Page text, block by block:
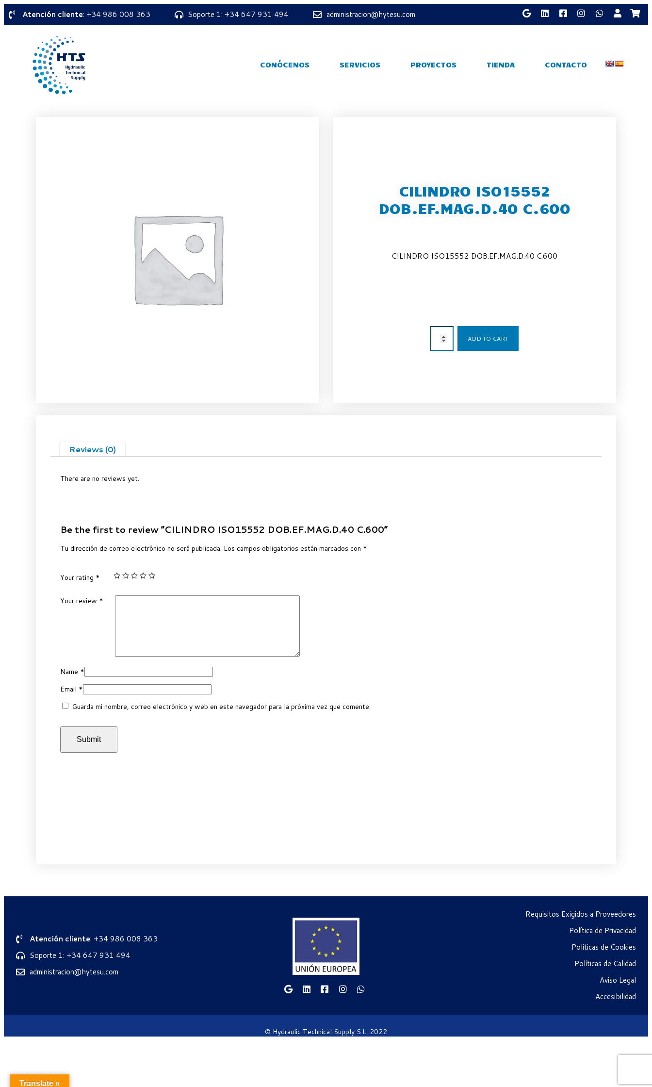
Atención cliente: +34 986 008 363 Soporte 1: +34 647 931 494 administracion@hytesu.com
CONÓCENOS SERVICIOS PROYECTOS TIENDA CONTACTO
CILINDRO ISO15552
DOB.EF.MAG.D.40 C.600
CILINDRO ISO15552 DOB.EF.MAG.D.40 C.600
ADD TO CART
Reviews (0)
There are no reviews yet.
Be the first to review “CILINDRO ISO15552 DOB.EF.MAG.D.40 C.600”
Tu dirección de correo electrónico no será publicada. Los campos obligatorios están marcados con *
Your rating *
Your review *
Name *
Email *
Guarda mi nombre, correo electrónico y web en este navegador para la próxima vez que comente.
Atención cliente: +34 986 008 363
Soporte 1: +34 647 931 494
administracion@hytesu.com
Requisitos Exigidos a Proveedores
Política de Privacidad
Políticas de Cookies
Políticas de Calidad
Aviso Legal
Accesibilidad
© Hydraulic Technical Supply S.L. 2022
Translate »